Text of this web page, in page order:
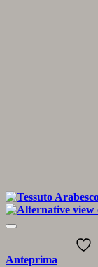
Anteprima